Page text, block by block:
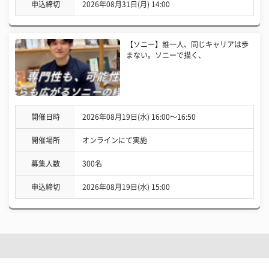
申込締切 2026年08月31日(月) 14:00
【ソニー】誰一人、同じキャリアは歩
まない。ソニーで描く、
開催日時 2026年08月19日(水) 16:00〜16:50
開催場所 オンラインにて実施
募集人数 300名
申込締切 2026年08月19日(水) 15:00